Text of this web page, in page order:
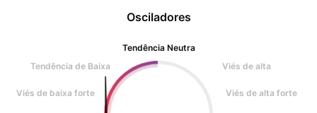
Osciladores
Tendência Neutra
Tendência de Baixa
Viés de alta
Viés de baixa forte Viés de alta forte